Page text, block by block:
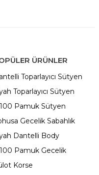
ÜRÜNLER
Toparlayıcı Sütyen
Toparlayıcı Sütyen
Pamuk Sütyen
Gecelik Sabahlık
Dantelli Body
Pamuk Gecelik
Korse